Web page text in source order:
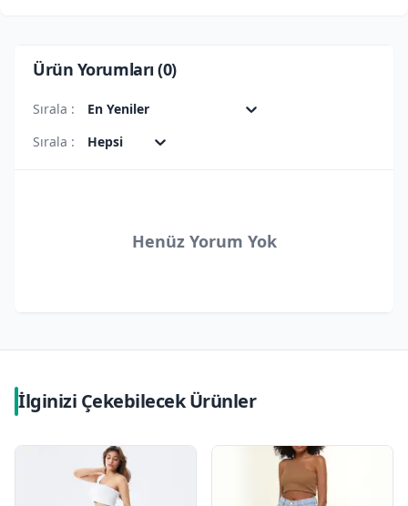
Ürün Yorumları (0)
Sırala :
En Yeniler
Sırala :
Hepsi
Henüz Yorum Yok
İlginizi Çekebilecek Ürünler